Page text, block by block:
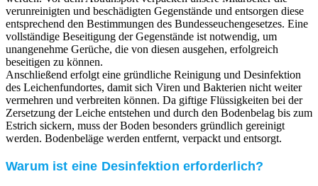
verunreinigten und beschädigten Gegenstände und entsorgen diese
entsprechend den Bestimmungen des Bundesseuchengesetzes. Eine
vollständige Beseitigung der Gegenstände ist notwendig, um
unangenehme Gerüche, die von diesen ausgehen, erfolgreich
beseitigen zu können.
Anschließend erfolgt eine gründliche Reinigung und Desinfektion
des Leichenfundortes, damit sich Viren und Bakterien nicht weiter
vermehren und verbreiten können. Da giftige Flüssigkeiten bei der
Zersetzung der Leiche entstehen und durch den Bodenbelag bis zum
Estrich sickern, muss der Boden besonders gründlich gereinigt
werden. Bodenbeläge werden entfernt, verpackt und entsorgt.
Warum ist eine Desinfektion erforderlich?